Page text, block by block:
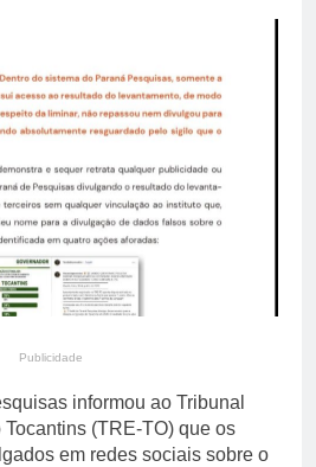
comentados do mês
4 Dias Ago
Publicidade
informou ao Tribunal
(TRE-TO) que os
em redes sociais sobre o